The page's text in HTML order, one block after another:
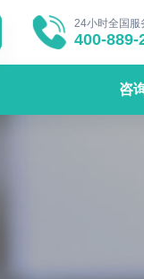
24小时全国服
400-889-
咨